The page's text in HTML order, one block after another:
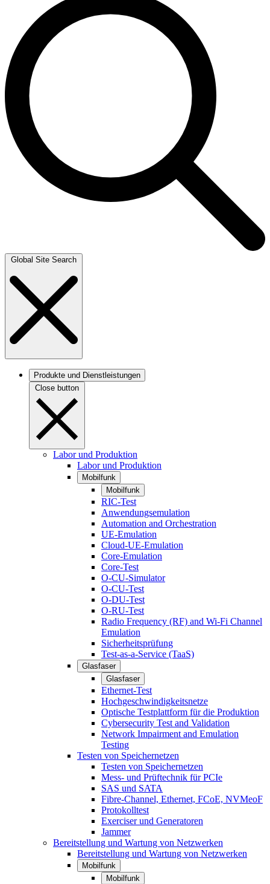
Global Site Search
Produkte und Dienstleistungen
Close button
Labor und Produktion
Labor und Produktion
Mobilfunk
Mobilfunk
RIC-Test
Anwendungsemulation
Automation and Orchestration
UE-Emulation
Cloud-UE-Emulation
Core-Emulation
Core-Test
O-CU-Simulator
O-CU-Test
O-DU-Test
O-RU-Test
Radio Frequency (RF) and Wi-Fi Channel
Emulation
Sicherheitsprüfung
Test-as-a-Service (TaaS)
Glasfaser
Glasfaser
Ethernet-Test
Hochgeschwindigkeitsnetze
Optische Testplattform für die Produktion
Cybersecurity Test and Validation
Network Impairment and Emulation
Testing
Testen von Speichernetzen
Testen von Speichernetzen
Mess- und Prüftechnik für PCIe
SAS und SATA
Fibre-Channel, Ethernet, FCoE, NVMeoF
Protokolltest
Exerciser und Generatoren
Jammer
Bereitstellung und Wartung von Netzwerken
Bereitstellung und Wartung von Netzwerken
Mobilfunk
Mobilfunk